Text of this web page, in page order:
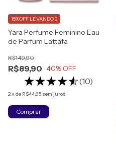
Yara Perfume Feminino Eau
de Parfum Lattafa
R$89,90
R$149,90
40% OFF
(10)
2x de R$44,95 sem juros
15%OFF LEVANDO 2
Comprar